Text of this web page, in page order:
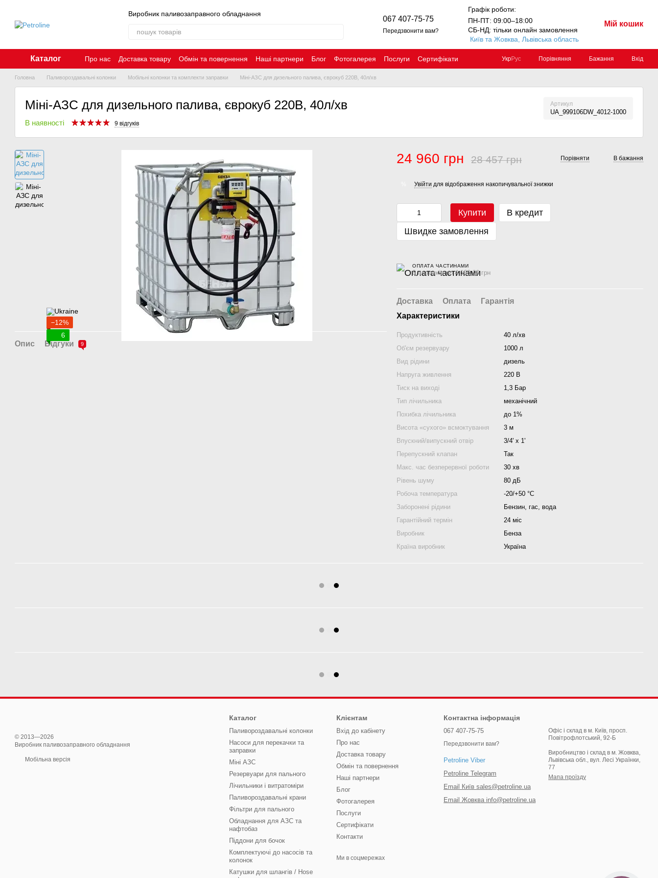
Виробник паливозаправного обладнання
067 407-75-75
Передзвонити вам?
Графік роботи:
ПН-ПТ: 09:00–18:00
СБ-НД: тільки онлайн замовлення
Київ та Жовква, Львівська область
Мій кошик
Каталог Про нас Доставка товару Обмін та повернення Наші партнери Блог Фотогалерея Послуги
Сертифікати
Контакти
УкрРус Порівняння Бажання Вхід
Головна Паливороздавальні колонки Мобільні колонки та комплекти заправки Міні-АЗС для дизельного палива, єврокуб 220В, 40л/хв
Міні-АЗС для дизельного палива, єврокуб 220В, 40л/хв Артикул
UA_999106DW_4012-1000
В наявності 9 відгуків
−12%
6
Опис Відгуки 9
24 960 грн 28 457 грн Порівняти В бажання
Увійти для відображення накопичувальної знижки
Купити
В кредит
Швидке замовлення
ОПЛАТА ЧАСТИНАМИ
6 платежів по 4 160.00 грн
Доставка Оплата
Гарантія
Характеристики
Продуктивність
40 л/хв
Об'єм резервуару
1000 л
Вид рідини
дизель
Напруга живлення
220 В
Тиск на виході
1,3 Бар
Тип лічильника
механічний
Похибка лічильника
до 1%
Висота «сухого» всмоктування
3 м
Впускний/випускний отвір
3/4' x 1'
Перепускний клапан
Так
Макс. час безперервної роботи
30 хв
Рівень шуму
80 дБ
Робоча температура
-20/+50 °С
Заборонені рідини
Бензин, гас, вода
Гарантійний термін
24 міс
Виробник
Бенза
Країна виробник
Україна
© 2013—2026
Виробник паливозаправного обладнання
Мобільна версія
Каталог
Паливороздавальні колонки
Насоси для перекачки та
заправки
Міні АЗС
Резервуари для пального
Лічильники і витратоміри
Паливороздавальні крани
Фільтри для пального
Обладнання для АЗС та
нафтобаз
Піддони для бочок
Комплектуючі до насосів та
колонок
Катушки для шлангів / Hose
Клієнтам
Вхід до кабінету
Про нас
Доставка товару
Обмін та повернення
Наші партнери
Блог
Фотогалерея
Послуги
Сертифікати
Контакти
Ми в соцмережах
Контактна інформація
067 407-75-75
Передзвонити вам?
Petroline Viber
Petroline Telegram
Email Київ sales@petroline.ua
Email Жовква info@petroline.ua
Офіс і склад в м. Київ, просп.
Повітрофлотський, 92-Б
Виробництво і склад в м. Жовква,
Львівська обл., вул. Лесі Українки,
77
Мапа проїзду